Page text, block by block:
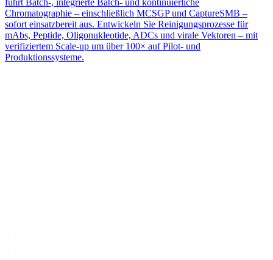
Chromatographie – einschließlich MCSGP und CaptureSMB –
sofort einsatzbereit aus. Entwickeln Sie Reinigungsprozesse für
mAbs, Peptide, Oligonukleotide, ADCs und virale Vektoren – mit
verifiziertem Scale-up um über 100× auf Pilot- und
Produktionssysteme.